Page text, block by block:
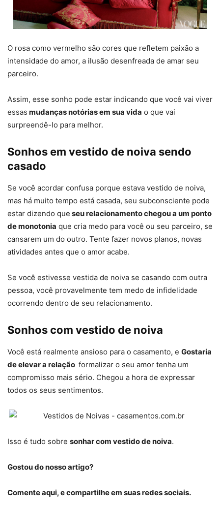
O rosa como vermelho são cores que refletem paixão a
intensidade do amor, a ilusão desenfreada de amar seu
parceiro.
Assim, esse sonho pode estar indicando que você vai viver
essas mudanças notórias em sua vida o que vai
surpreendê-lo para melhor.
Sonhos em vestido de noiva sendo
casado
Se você acordar confusa porque estava vestido de noiva,
mas há muito tempo está casada, seu subconsciente pode
estar dizendo que seu relacionamento chegou a um ponto
de monotonia que cria medo para você ou seu parceiro, se
cansarem um do outro. Tente fazer novos planos, novas
atividades antes que o amor acabe.
Se você estivesse vestida de noiva se casando com outra
pessoa, você provavelmente tem medo de infidelidade
ocorrendo dentro de seu relacionamento.
Sonhos com vestido de noiva
Você está realmente ansioso para o casamento, e Gostaria
de elevar a relação formalizar o seu amor tenha um
compromisso mais sério. Chegou a hora de expressar
todos os seus sentimentos.
Isso é tudo sobre sonhar com vestido de noiva.
Gostou do nosso artigo?
Comente aqui, e compartilhe em suas redes sociais.